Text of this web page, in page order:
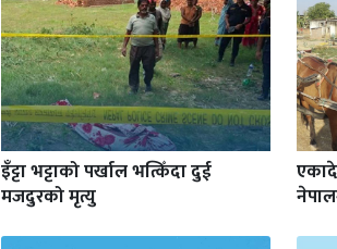
इँट्टा भट्टाको पर्खाल भत्किँदा दुई
मजदुरको मृत्यु